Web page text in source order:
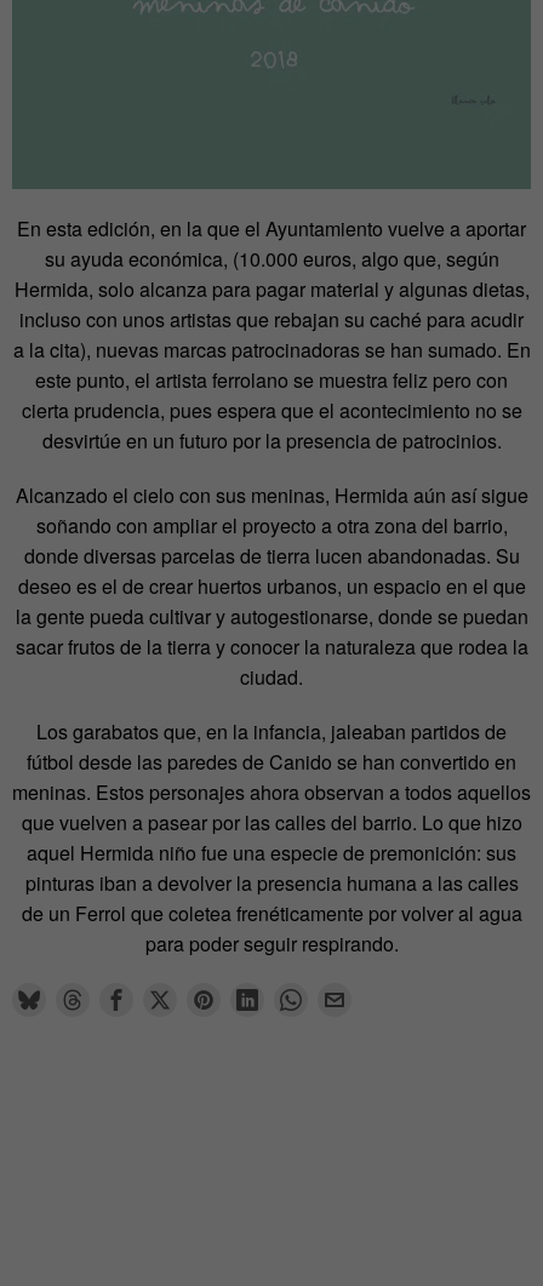
En esta edición, en la que el Ayuntamiento vuelve a aportar
su ayuda económica, (10.000 euros, algo que, según
Hermida, solo alcanza para pagar material y algunas dietas,
incluso con unos artistas que rebajan su caché para acudir
a la cita), nuevas marcas patrocinadoras se han sumado. En
este punto, el artista ferrolano se muestra feliz pero con
cierta prudencia, pues espera que el acontecimiento no se
desvirtúe en un futuro por la presencia de patrocinios.
Alcanzado el cielo con sus meninas, Hermida aún así sigue
soñando con ampliar el proyecto a otra zona del barrio,
donde diversas parcelas de tierra lucen abandonadas. Su
deseo es el de crear huertos urbanos, un espacio en el que
la gente pueda cultivar y autogestionarse, donde se puedan
sacar frutos de la tierra y conocer la naturaleza que rodea la
ciudad.
Los garabatos que, en la infancia, jaleaban partidos de
fútbol desde las paredes de Canido se han convertido en
meninas. Estos personajes ahora observan a todos aquellos
que vuelven a pasear por las calles del barrio. Lo que hizo
aquel Hermida niño fue una especie de premonición: sus
pinturas iban a devolver la presencia humana a las calles
de un Ferrol que coletea frenéticamente por volver al agua
para poder seguir respirando.